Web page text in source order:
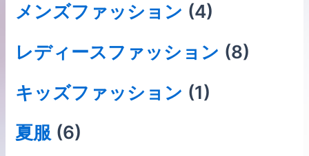
メンズファッション (4)
レディースファッション (8)
キッズファッション (1)
夏服 (6)